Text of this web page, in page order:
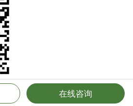
在线咨询